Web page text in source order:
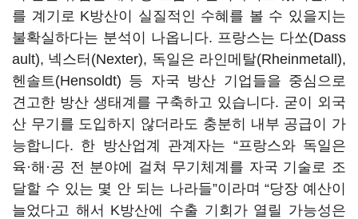
를 계기로 K방산이 실질적인 수혜를 볼 수 있을지는
불확실하다는 분석이 나옵니다. 프랑스는 다쏘(Dass
ault), 넥스터(Nexter), 독일은 라인메탈(Rheinmetall),
헨솔트(Hensoldt) 등 자국 방산 기업들을 중심으로
견고한 방산 생태계를 구축하고 있습니다. 굳이 외국
산 무기를 도입하지 않더라도 충분히 내부 공급이 가
능합니다. 한 방산업계 관계자는 “프랑스와 독일은
육·해·공 전 분야에 걸쳐 무기체계를 자국 기술로 조
달할 수 있는 몇 안 되는 나라들”이라며 “당장 예산이
늘었다고 해서 K방산에 수출 기회가 열릴 가능성은